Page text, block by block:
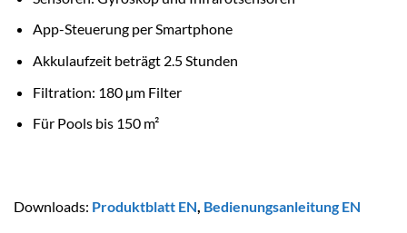
App-Steuerung per Smartphone
Akkulaufzeit beträgt 2.5 Stunden
Filtration: 180 µm Filter
Für Pools bis 150 m²
Downloads: Produktblatt EN Bedienungsanleitung EN